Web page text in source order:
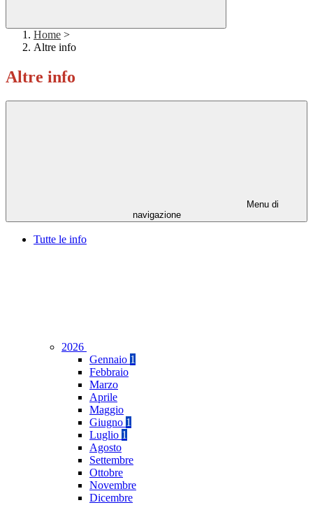
Home >
Altre info
Altre info
Menu di
navigazione
Tutte le info
2026
Gennaio 1
Febbraio
Marzo
Aprile
Maggio
Giugno 1
Luglio 1
Agosto
Settembre
Ottobre
Novembre
Dicembre